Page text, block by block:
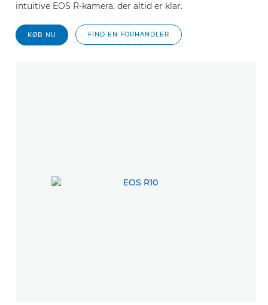
intuitive EOS R-kamera, der altid er klar.
KØB NU FIND EN FORHANDLER